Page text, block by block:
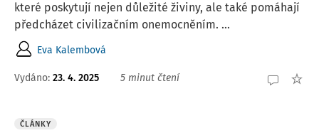
které poskytují nejen důležité živiny, ale také pomáhají
předcházet civilizačním onemocněním. ...
Eva Kalembová
Vydáno: 23. 4. 2025 5 minut čtení
ČLÁNKY